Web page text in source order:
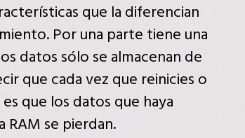
que la diferencian
Por una parte tiene una
datos sólo se almacenan de
que cada vez que reinicies o
que los datos que haya
RAM se pierdan.